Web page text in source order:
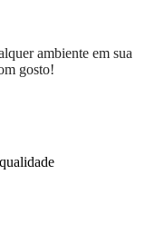
ambiente em sua
gosto!